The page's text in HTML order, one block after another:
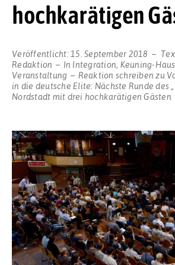
hochkarätigen
Veröffentlicht: 15. September 2018
Redaktion
In Integration, Keuning-Haus
Veranstaltung
Reaktion schreiben zu
in die deutsche Elite: Nächste Runde des
Nordstadt mit drei hochkarätigen Gästen